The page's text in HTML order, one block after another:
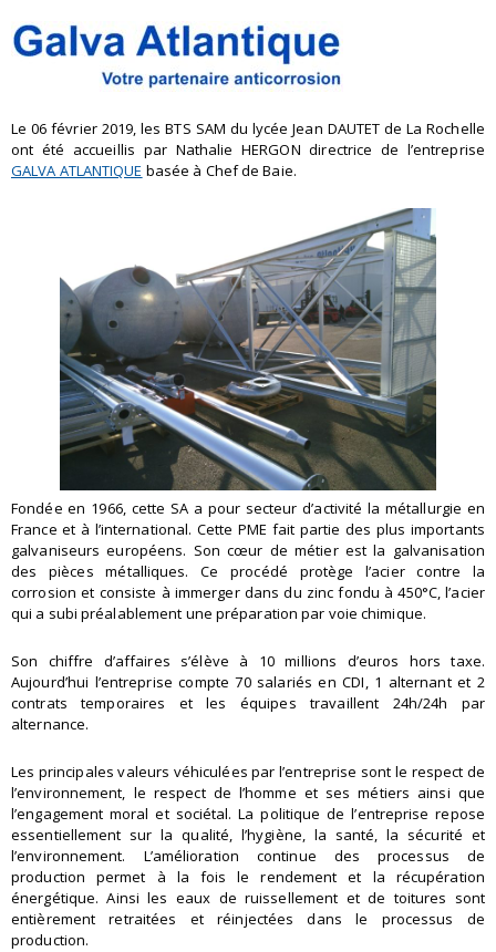
Le 06 février 2019, les BTS SAM du lycée Jean DAUTET de La Rochelle
ont été accueillis par Nathalie HERGON directrice de l’entreprise
GALVA ATLANTIQUE basée à Chef de Baie.
Fondée en 1966, cette SA a pour secteur d’activité la métallurgie en
France et à l’international. Cette PME fait partie des plus importants
galvaniseurs européens. Son cœur de métier est la galvanisation
des pièces métalliques. Ce procédé protège l’acier contre la
corrosion et consiste à immerger dans du zinc fondu à 450°C, l’acier
qui a subi préalablement une préparation par voie chimique.
Son chiffre d’affaires s’élève à 10 millions d’euros hors taxe.
Aujourd’hui l’entreprise compte 70 salariés en CDI, 1 alternant et 2
contrats temporaires et les équipes travaillent 24h/24h par
alternance.
Les principales valeurs véhiculées par l’entreprise sont le respect de
l’environnement, le respect de l’homme et ses métiers ainsi que
l’engagement moral et sociétal. La politique de l’entreprise repose
essentiellement sur la qualité, l’hygiène, la santé, la sécurité et
l’environnement. L’amélioration continue des processus de
production permet à la fois le rendement et la récupération
énergétique. Ainsi les eaux de ruissellement et de toitures sont
entièrement retraitées et réinjectées dans le processus de
production.